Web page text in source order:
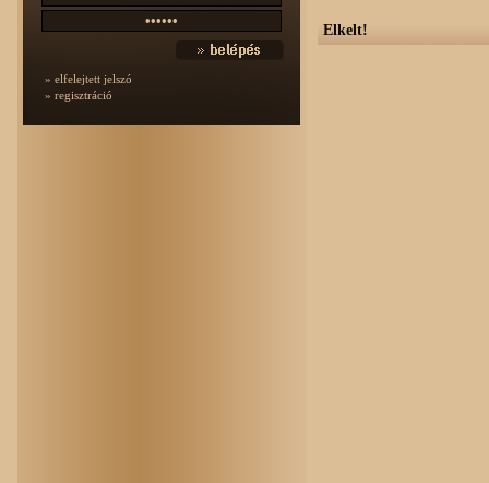
» elfelejtett jelszó
» regisztráció
Elkelt!